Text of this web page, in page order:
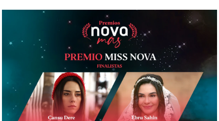
Madrid
Publicado: 21 de febrero de 2020, 09:14